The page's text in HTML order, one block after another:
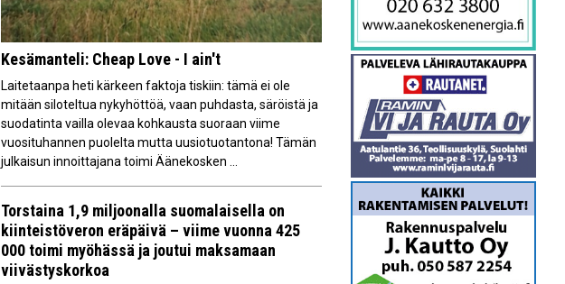
Kesämanteli: Cheap Love - I ain't
Laitetaanpa heti kärkeen faktoja tiskiin: tämä ei ole
mitään siloteltua nykyhöttöä, vaan puhdasta, säröistä ja
suodatinta vailla olevaa kohkausta suoraan viime
vuosituhannen puolelta mutta uusiotuotantona! Tämän
julkaisun innoittajana toimi Äänekosken ...
Torstaina 1,9 miljoonalla suomalaisella on
kiinteistöveron eräpäivä – viime vuonna 425
000 toimi myöhässä ja joutui maksamaan
viivästyskorkoa